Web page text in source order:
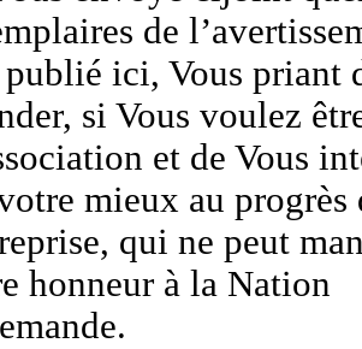
de
ici, Vous priant
si Vous voulez
et de Vous
mieux au progrès
qui ne peut
honneur à la Nation